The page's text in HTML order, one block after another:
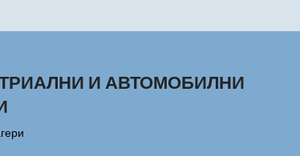
И АВТОМОБИЛНИ